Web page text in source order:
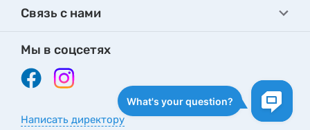
Связь с нами
Мы в соцсетях
Написать директору